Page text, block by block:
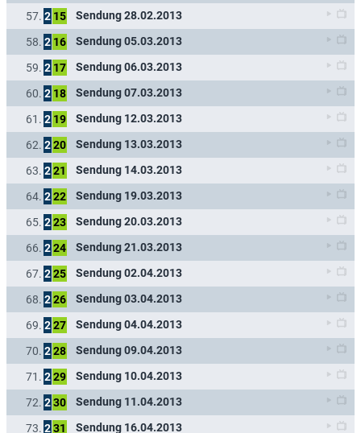
57. 2 15 Sendung 28.02.2013
58. 2 16 Sendung 05.03.2013
59. 2 17 Sendung 06.03.2013
60. 2 18 Sendung 07.03.2013
61. 2 19 Sendung 12.03.2013
62. 220 Sendung 13.03.2013
63. 221 Sendung 14.03.2013
64. 222 Sendung 19.03.2013
65. 223 Sendung 20.03.2013
66. 224 Sendung 21.03.2013
67. 225 Sendung 02.04.2013
68. 226 Sendung 03.04.2013
69. 227 Sendung 04.04.2013
70. 228 Sendung 09.04.2013
71. 229 Sendung 10.04.2013
72. 230 Sendung 11.04.2013
73. 231 Sendung 16.04.2013